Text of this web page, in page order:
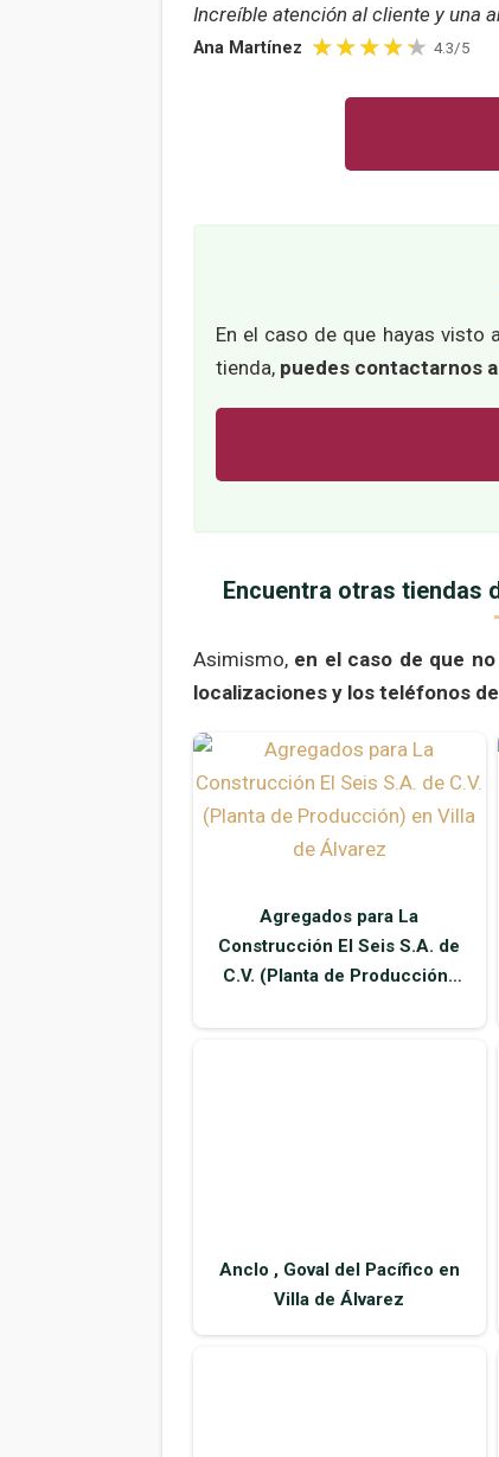
Increíble atención al cliente y una
Ana Martínez 4.3/5
En el caso de que hayas visto
tienda, puedes contactarnos
Encuentra otras tiendas
Asimismo, en el caso de que
localizaciones y los teléfonos
Agregados para La
Construcción El Seis S.A. de
C.V. (Planta de Producción)
Anclo , Goval del Pacífico en
Villa de Álvarez